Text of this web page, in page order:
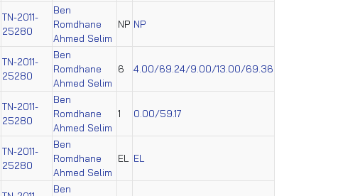
TN-2011-
25280
Ben
Romdhane
Ahmed Selim
NP NP
TN-2011-
25280
Ben
Romdhane
Ahmed Selim
6 4.00/69.24/9.00/13.00/69.36
TN-2011-
25280
Ben
Romdhane
Ahmed Selim
1 0.00/59.17
TN-2011-
25280
Ben
Romdhane
Ahmed Selim
EL EL
Ben